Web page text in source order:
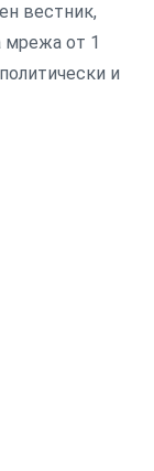
вестник,
мрежа от 1
и